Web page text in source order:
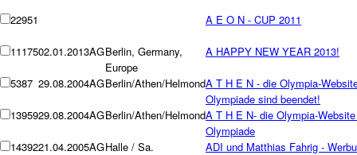
22951 A E O N - CUP 2011
1117502.01.2013AGBerlin, Germany,
Europe
A HAPPY NEW YEAR 2013!
5387 29.08.2004AGBerlin/Athen/HelmondA T H E N - die Olympia-
Olympiade sind beendet!
1395929.08.2004AGBerlin/Athen/HelmondA T H E N- die Olympia-
Olympiade
1439221.04.2005AGHalle / Sa. ADI und Matthias Fahrig -